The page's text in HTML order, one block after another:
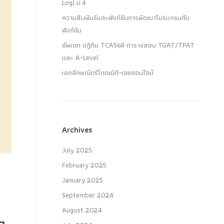
Log) ม.4
ความสัมพันธ์และฟังก์ชันการพัฒนาโปรแกรมกับ
ฟังก์ชัน
อัพเดท ปฏิทิน TCAS68 ตารางสอบ TGAT/TPAT
และ A-Level
เอกลักษณ์ตรีโกณมิติ-เลขออนไลน์
Archives
July 2025
February 2025
January 2025
September 2024
August 2024